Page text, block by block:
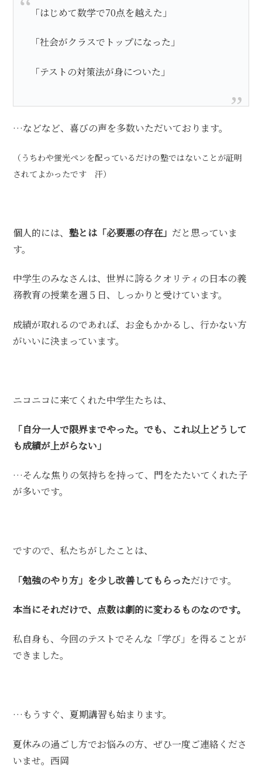
「はじめて数学で70点を越えた」
「社会がクラスでトップになった」
「テストの対策法が身についた」
…などなど、喜びの声を多数いただいております。
（うちわや蛍光ペンを配っているだけの塾ではないことが証明
されてよかったです 汗）
個人的には、塾とは「必要悪の存在」 だと思っていま
す。
中学生のみなさんは、世界に誇るクオリティの日本の義
務教育の授業を週５日、しっかりと受けています。
成績が取れるのであれば、お金もかかるし、行かない方
がいいに決まっています。
ニコニコに来てくれた中学生たちは、
「自分一人で限界までやった。でも、これ以上どうして
も成績が上がらない」
…そんな焦りの気持ちを持って、門をたたいてくれた子
が多いです。
ですので、私たちがしたことは、
「勉強のやり方」を少し改善してもらっただけです。
本当にそれだけで、点数は劇的に変わるものなのです。
私自身も、今回のテストでそんな「学び」を得ることが
できました。
…もうすぐ、夏期講習も始まります。
夏休みの過ごし方でお悩みの方、ぜひ一度ご連絡くださ
いませ。西岡